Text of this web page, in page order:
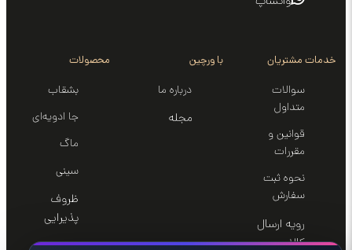
خدمات مشتریان
سوالات
متداول
قوانین و
مقررات
نحوه ثبت
سفارش
رویه ارسال
کالا
با ورچین
درباره ما
مجله
محصولات
بشقاب
جا ادویه‌ای
ماگ
سینی‌
ظروف
پذیرایی